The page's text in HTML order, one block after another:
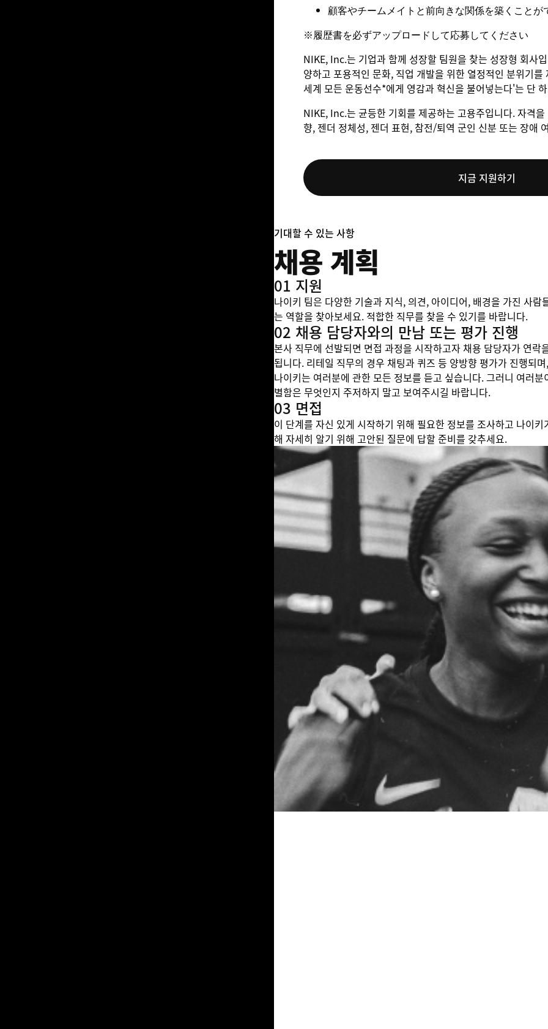
顧客やチームメイトと前向きな関係を築くことが
※履歴書を必ずアップロードして応募してください
NIKE, Inc.는 기업과 함께 성장할 팀원을 찾는 성장형 회사
양하고 포용적인 문화, 직업 개발을 위한 열정적인 분위기
세계 모든 운동선수*에게 영감과 혁신을 불어넣는다'는 단
NIKE, Inc.는 균등한 기회를 제공하는 고용주입니다. 자격
향, 젠더 정체성, 젠더 표현, 참전/퇴역 군인 신분 또는 장애
지금 지원하기
기대할 수 있는 사항
채용 계획
01 지원
나이키 팀은 다양한 기술과 지식, 의견, 아이디어, 배경을 가진 사
는 역할을 찾아보세요. 적합한 직무를 찾을 수 있기를 바랍니다.
02 채용 담당자와의 만남 또는 평가 진행
본사 직무에 선발되면 면접 과정을 시작하고자 채용 담당자가 연
됩니다. 리테일 직무의 경우 채팅과 퀴즈 등 양방향 평가가 진행되
나이키는 여러분에 관한 모든 정보를 듣고 싶습니다. 그러니 여러
별함은 무엇인지 주저하지 말고 보여주시길 바랍니다.
03 면접
이 단계를 자신 있게 시작하기 위해 필요한 정보를 조사하고 나이
해 자세히 알기 위해 고안된 질문에 답할 준비를 갖추세요.